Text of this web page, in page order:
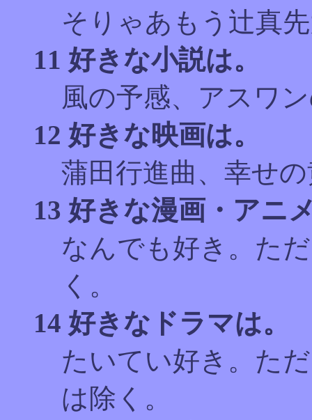
そりゃあもう辻真
11 好きな小説は。
風の予感、アスワ
12 好きな映画は。
蒲田行進曲、幸せ
13 好きな漫画・アニ
なんでも好き。た
く。
14 好きなドラマは。
たいてい好き。た
は除く。